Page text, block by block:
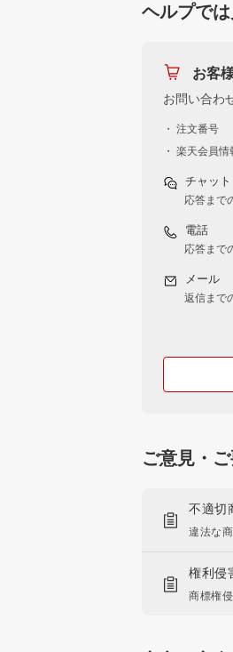
ヘルプで
お客
お問い合わ
・ 注文番号
・ 楽天会員
チャット
応答まで
電話
応答まで
メール
返信まで
ご意見・
不適切
違法な
権利侵
商標権